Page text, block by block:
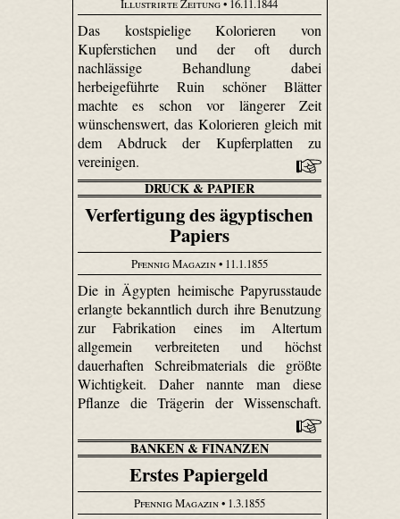
Das kostspielige Kolorieren von
Kupferstichen und der oft durch
nachlässige Behandlung dabei
herbeigeführte Ruin schöner Blätter
machte es schon vor längerer Zeit
wünschenswert, das Kolorieren gleich mit
dem Abdruck der Kupferplatten zu
vereinigen.
DRUCK & PAPIER
Verfertigung des ägyptischen
Papiers
Pfennig Magazin• 11.1.1855
Die in Ägypten heimische Papyrusstaude
erlangte bekanntlich durch ihre Benutzung
zur Fabrikation eines im Altertum
allgemein verbreiteten und höchst
dauerhaften Schreibmaterials die größte
Wichtigkeit. Daher nannte man diese
Pflanze die Trägerin der Wissenschaft.
BANKEN & FINANZEN
Erstes Papiergeld
Pfennig Magazin• 1.3.1855